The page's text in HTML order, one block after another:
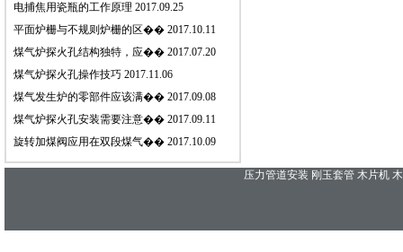
电捕焦用瓷瓶的工作原理 2017.09.25
平面炉栅与不规则炉栅的区�� 2017.10.11
煤气炉探火孔结构独特，应�� 2017.07.20
煤气炉探火孔操作技巧 2017.11.06
煤气发生炉的零部件应该满�� 2017.09.08
煤气炉探火孔安装需要注意�� 2017.09.11
旋转加煤阀应用在双段煤气�� 2017.10.09
压力管道安装 刚玉套管 木片机